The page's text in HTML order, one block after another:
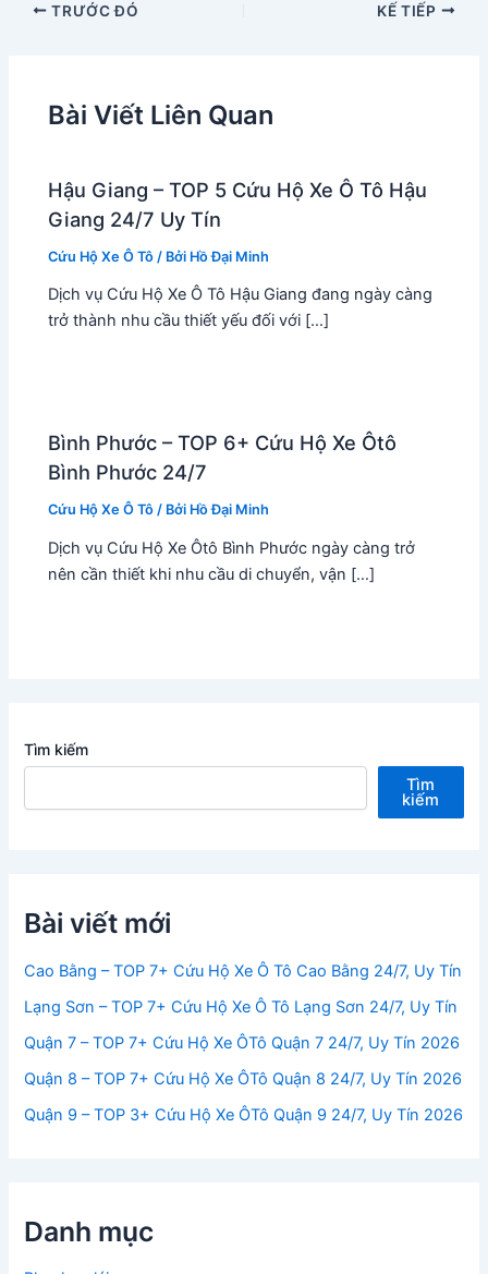
TRƯỚC ĐÓ KẾ TIẾP
Bài Viết Liên Quan
Hậu Giang – TOP 5 Cứu Hộ Xe Ô Tô Hậu
Giang 24/7 Uy Tín
Cứu Hộ Xe Ô Tô / Bởi Hồ Đại Minh
Dịch vụ Cứu Hộ Xe Ô Tô Hậu Giang đang ngày càng
trở thành nhu cầu thiết yếu đối với […]
Bình Phước – TOP 6+ Cứu Hộ Xe Ôtô
Bình Phước 24/7
Cứu Hộ Xe Ô Tô / Bởi Hồ Đại Minh
Dịch vụ Cứu Hộ Xe Ôtô Bình Phước ngày càng trở
nên cần thiết khi nhu cầu di chuyển, vận […]
Tìm kiếm
Tìm
kiếm
Bài viết mới
Cao Bằng – TOP 7+ Cứu Hộ Xe Ô Tô Cao Bằng 24/7, Uy Tín
Lạng Sơn – TOP 7+ Cứu Hộ Xe Ô Tô Lạng Sơn 24/7, Uy Tín
Quận 7 – TOP 7+ Cứu Hộ Xe ÔTô Quận 7 24/7, Uy Tín 2026
Quận 8 – TOP 7+ Cứu Hộ Xe ÔTô Quận 8 24/7, Uy Tín 2026
Quận 9 – TOP 3+ Cứu Hộ Xe ÔTô Quận 9 24/7, Uy Tín 2026
Danh mục